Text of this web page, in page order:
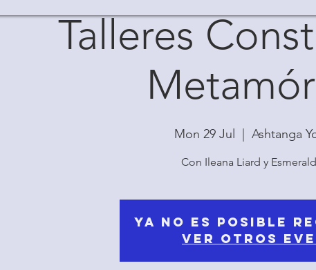
Talleres
Mon 29 Jul Ashtanga
Con Ileana Liard y
Ya no es posible
Ver otros